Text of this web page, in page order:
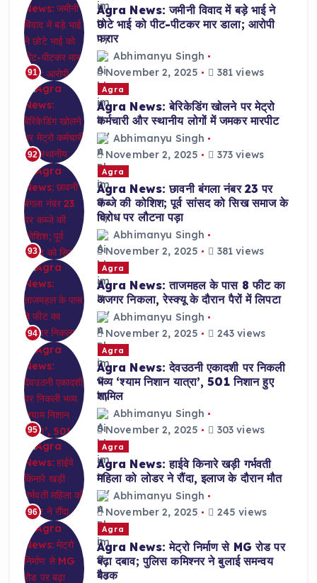
91
Agra News: जमीनी विवाद में बड़े भाई ने
छोटे भाई को पीट-पीटकर मार डाला; आरोपी
फरार
Abhimanyu Singh
November 2, 2025
381 views
92
Agra
Agra News: बेरिकेडिंग खोलने पर मेट्रो
कर्मचारी और स्थानीय लोगों में जमकर मारपीट
Abhimanyu Singh
November 2, 2025
373 views
93
Agra
Agra News: छावनी बंगला नंबर 23 पर
कब्जे की कोशिश; पूर्व सांसद को सिख समाज के
विरोध पर लौटना पड़ा
Abhimanyu Singh
November 2, 2025
381 views
94
Agra
Agra News: ताजमहल के पास 8 फीट का
अजगर निकला, रेस्क्यू के दौरान पैरों में लिपटा
Abhimanyu Singh
November 2, 2025
243 views
95
Agra
Agra News: देवउठनी एकादशी पर निकली
भव्य ‘श्याम निशान यात्रा’, 501 निशान हुए
शामिल
Abhimanyu Singh
November 2, 2025
303 views
96
Agra
Agra News: हाईवे किनारे खड़ी गर्भवती
महिला को लोडर ने रौंदा, इलाज के दौरान मौत
Abhimanyu Singh
November 2, 2025
245 views
Agra
Agra News: मेट्रो निर्माण से MG रोड पर
बढ़ा दबाव; पुलिस कमिश्नर ने बुलाई समन्वय
बैठक